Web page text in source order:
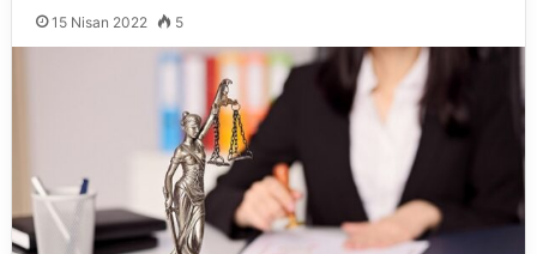
15 Nisan 2022 5